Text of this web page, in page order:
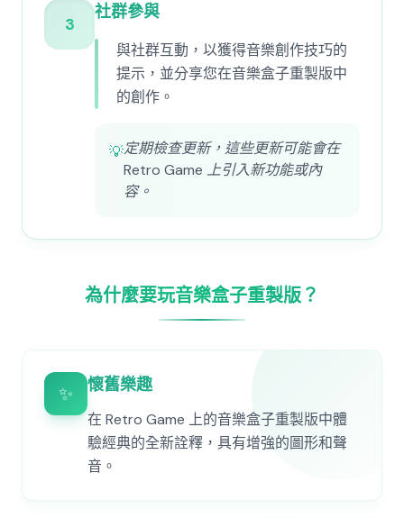
3
社群參與
與社群互動，以獲得音樂創作技巧的
提示，並分享您在音樂盒子重製版中
的創作。
💡定期檢查更新，這些更新可能會在
Retro Game 上引入新功能或內
容。
為什麼要玩音樂盒子重製版？
✨ 懷舊樂趣
在 Retro Game 上的音樂盒子重製版中體
驗經典的全新詮釋，具有增強的圖形和聲
音。